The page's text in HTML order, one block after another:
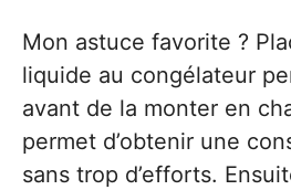
Mon astuce favorite ?
liquide au congélateur
avant de la monter en
permet d’obtenir une
sans trop d’efforts.